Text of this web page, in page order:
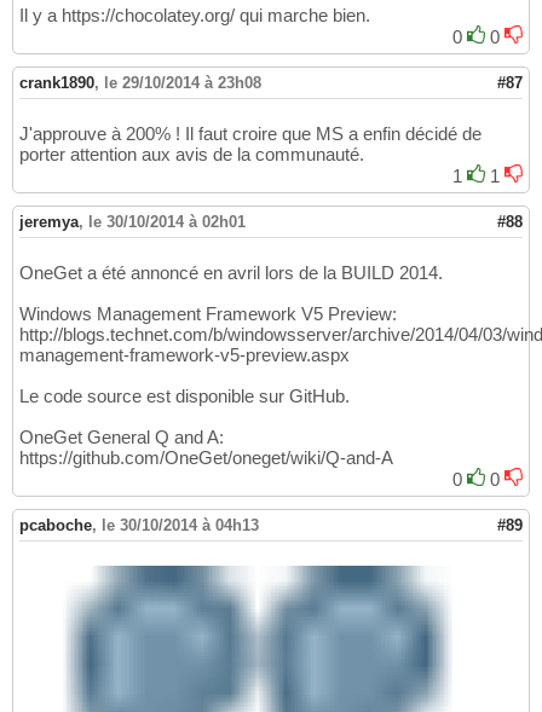
Il y a https://chocolatey.org/ qui marche bien.
0
0
crank1890, le 29/10/2014 à 23h08 #87
J'approuve à 200% ! Il faut croire que MS a enfin décidé de
porter attention aux avis de la communauté.
1
1
jeremya, le 30/10/2014 à 02h01 #88
OneGet a été annoncé en avril lors de la BUILD 2014.
Windows Management Framework V5 Preview:
http://blogs.technet.com/b/windowsserver/archive/2014/04/03/
management-framework-v5-preview.aspx
Le code source est disponible sur GitHub.
OneGet General Q and A:
https://github.com/OneGet/oneget/wiki/Q-and-A
0
0
pcaboche, le 30/10/2014 à 04h13 #89